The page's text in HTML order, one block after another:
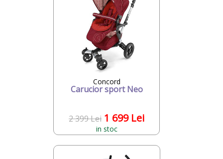
Concord
Carucior sport Neo
2 399 Lei 1 699 Lei
in stoc